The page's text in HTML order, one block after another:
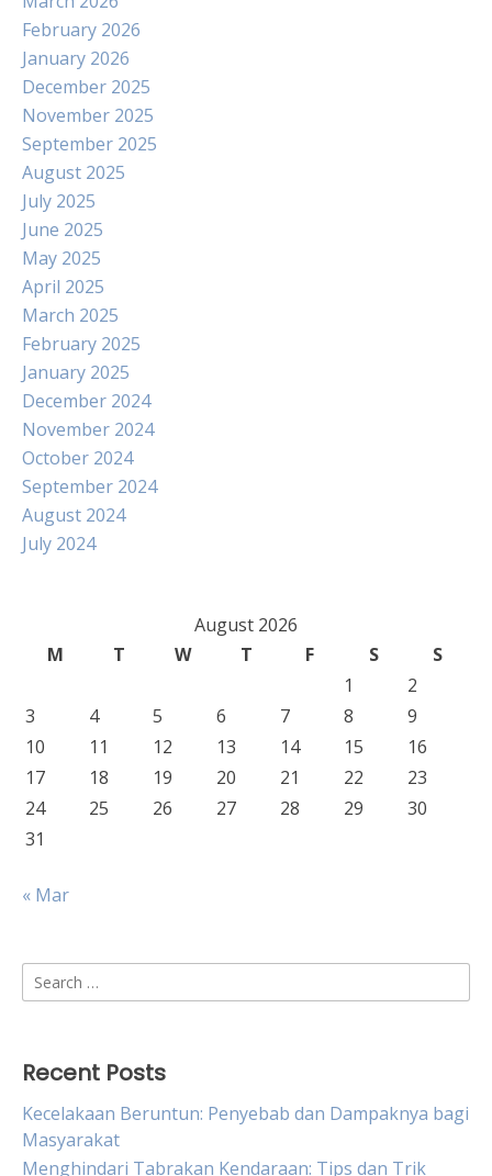
February 2026
January 2026
December 2025
November 2025
September 2025
August 2025
July 2025
June 2025
May 2025
April 2025
March 2025
February 2025
January 2025
December 2024
November 2024
October 2024
September 2024
August 2024
July 2024
August 2026
M
T W T F S
S
1
2
3
4 5 6 7 8
9
10
11 12 13 14 15
16
17
18 19 20 21 22
23
24
25 26 27 28 29
30
31
« Mar
Search
for:
Recent Posts
Kecelakaan Beruntun: Penyebab dan Dampaknya bagi
Masyarakat
Menghindari Tabrakan Kendaraan: Tips dan Trik